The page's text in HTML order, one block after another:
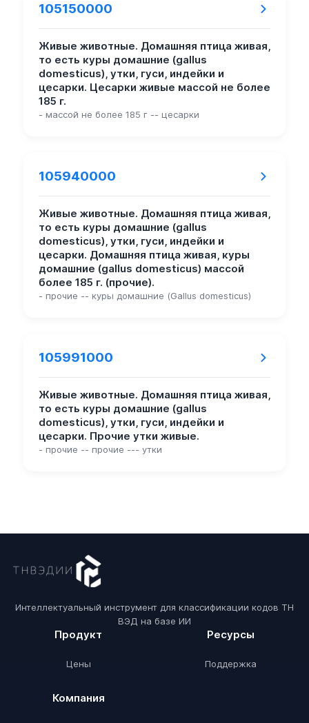
105150000
Живые животные. Домашняя птица живая,
то есть куры домашние (gallus
domesticus), утки, гуси, индейки и
цесарки. Цесарки живые массой не более
185 г.
- массой не более 185 г -- цесарки
105940000
Живые животные. Домашняя птица живая,
то есть куры домашние (gallus
domesticus), утки, гуси, индейки и
цесарки. Домашняя птица живая, куры
домашние (gallus domesticus) массой
более 185 г. (прочие).
- прочие -- куры домашние (Gallus domesticus)
105991000
Живые животные. Домашняя птица живая,
то есть куры домашние (gallus
domesticus), утки, гуси, индейки и
цесарки. Прочие утки живые.
- прочие -- прочие --- утки
Интеллектуальный инструмент для классификации кодов ТН
ВЭД на базе ИИ
Продукт
Цены
Ресурсы
Поддержка
Компания